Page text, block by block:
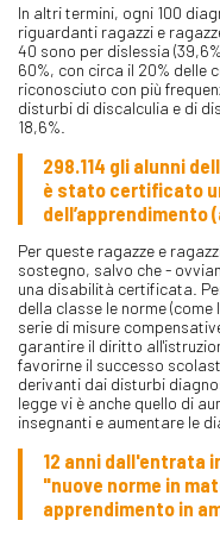
In altri termini, ogni 100
riguardanti ragazzi e
40 sono per dislessia
60%, con circa il 20% delle
riconosciuto con più
disturbi di discalculia e di
18,6%.
298.114 gli alunni
è stato certificato
dell’apprendimento
Per queste ragazze e
sostegno, salvo che -
una disabilità certificata.
della classe le norme
serie di misure
garantire il diritto
favorirne il successo
derivanti dai disturbi
legge vi è anche quello di
insegnanti e aumentare le
12 anni dall'entrata
"nuove norme in
apprendimento in